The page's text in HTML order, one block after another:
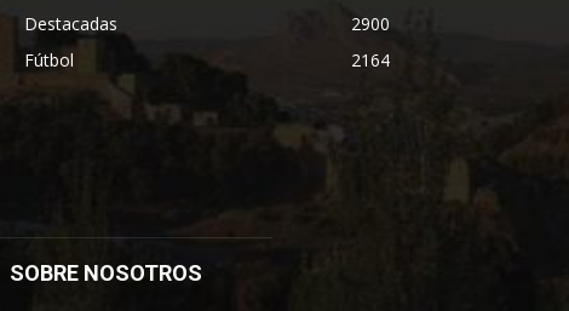
Destacadas
2900
Fútbol
2164
SOBRE NOSOTROS